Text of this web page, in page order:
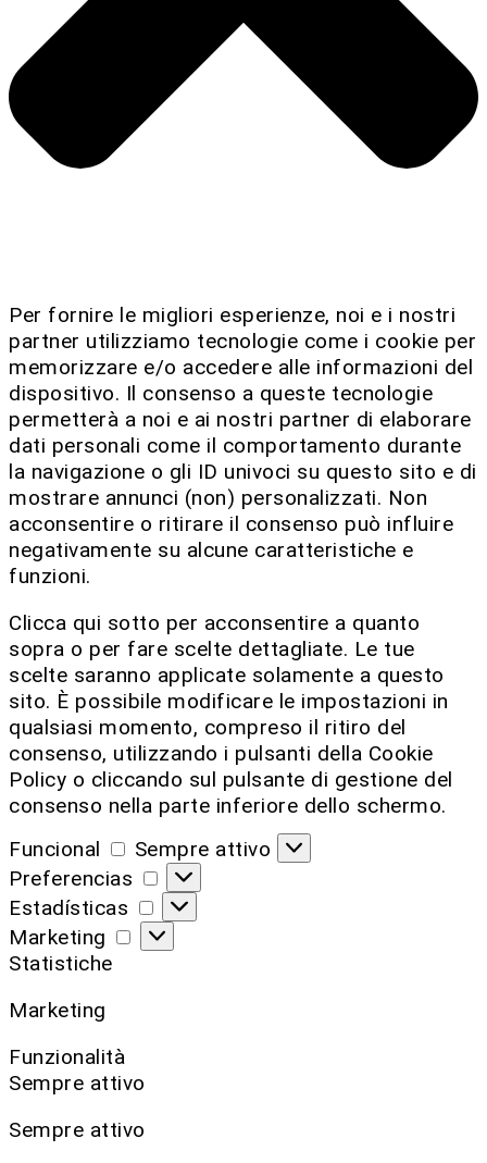
Per fornire le migliori esperienze, noi e i nostri
partner utilizziamo tecnologie come i cookie per
memorizzare e/o accedere alle informazioni del
dispositivo. Il consenso a queste tecnologie
permetterà a noi e ai nostri partner di elaborare
dati personali come il comportamento durante
la navigazione o gli ID univoci su questo sito e di
mostrare annunci (non) personalizzati. Non
acconsentire o ritirare il consenso può influire
negativamente su alcune caratteristiche e
funzioni.
Clicca qui sotto per acconsentire a quanto
sopra o per fare scelte dettagliate. Le tue
scelte saranno applicate solamente a questo
sito. È possibile modificare le impostazioni in
qualsiasi momento, compreso il ritiro del
consenso, utilizzando i pulsanti della Cookie
Policy o cliccando sul pulsante di gestione del
consenso nella parte inferiore dello schermo.
Funcional
Sempre attivo
Preferencias
Estadísticas
Marketing
Statistiche
Marketing
Funzionalità
Sempre attivo
Sempre attivo